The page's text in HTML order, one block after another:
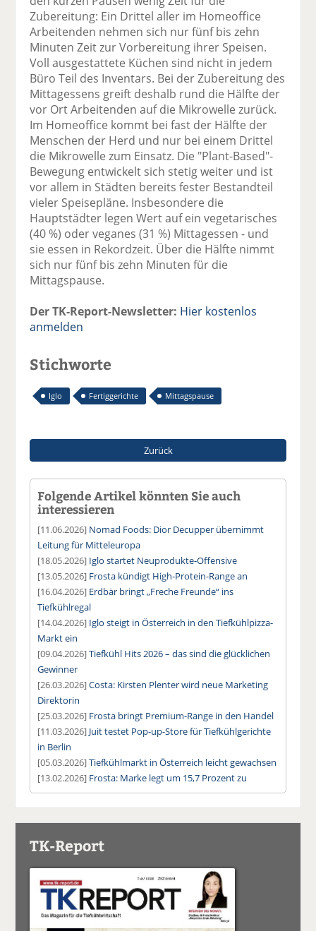
Zubereitung: Ein Drittel aller im Homeoffice
Arbeitenden nehmen sich nur fünf bis zehn
Minuten Zeit zur Vorbereitung ihrer Speisen.
Voll ausgestattete Küchen sind nicht in jedem
Büro Teil des Inventars. Bei der Zubereitung des
Mittagessens greift deshalb rund die Hälfte der
vor Ort Arbeitenden auf die Mikrowelle zurück.
Im Homeoffice kommt bei fast der Hälfte der
Menschen der Herd und nur bei einem Drittel
die Mikrowelle zum Einsatz. Die "Plant-Based"-
Bewegung entwickelt sich stetig weiter und ist
vor allem in Städten bereits fester Bestandteil
vieler Speisepläne. Insbesondere die
Hauptstädter legen Wert auf ein vegetarisches
(40 %) oder veganes (31 %) Mittagessen - und
sie essen in Rekordzeit. Über die Hälfte nimmt
sich nur fünf bis zehn Minuten für die
Mittagspause.
Der TK-Report-Newsletter: Hier kostenlos
anmelden
Stichworte
Iglo Fertiggerichte Mittagspause
Zurück
Folgende Artikel könnten Sie auch
interessieren
[11.06.2026] Nomad Foods: Dior Decupper übernimmt
Leitung für Mitteleuropa
[18.05.2026] Iglo startet Neuprodukte-Offensive
[13.05.2026] Frosta kündigt High-Protein-Range an
[16.04.2026] Erdbär bringt „Freche Freunde“ ins
Tiefkühlregal
[14.04.2026] Iglo steigt in Österreich in den Tiefkühlpizza-
Markt ein
[09.04.2026]Tiefkühl Hits 2026 – das sind die glücklichen
Gewinner
[26.03.2026]Costa: Kirsten Plenter wird neue Marketing
Direktorin
[25.03.2026] Frosta bringt Premium-Range in den Handel
[11.03.2026] Juit testet Pop-up-Store für Tiefkühlgerichte
in Berlin
[05.03.2026]Tiefkühlmarkt in Österreich leicht gewachsen
[13.02.2026] Frosta: Marke legt um 15,7 Prozent zu
TK-Report